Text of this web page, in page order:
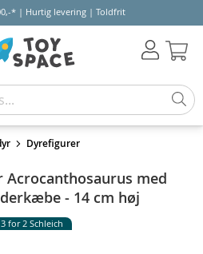
* | Hurtig levering | Toldfrit
Dyrefigurer
Acrocanthosaurus med
- 14 cm høj
3 for 2 Schleich